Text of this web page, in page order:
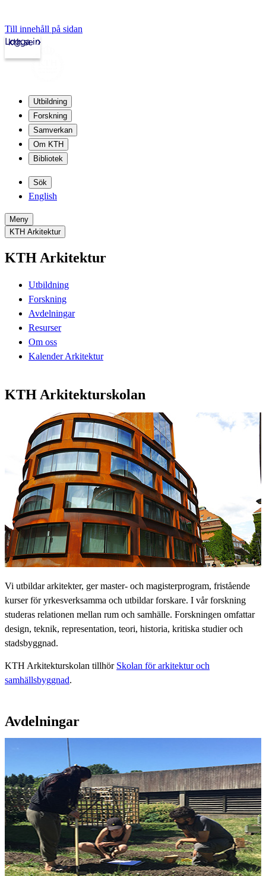
Till innehåll på sidan
kth.se
Logga in
Utbildning
Forskning
Samverkan
Om KTH
Bibliotek
Sök
English
Meny
KTH Arkitektur
KTH Arkitektur
Utbildning
Forskning
Avdelningar
Resurser
Om oss
Kalender Arkitektur
KTH Arkitekturskolan
Vi utbildar arkitekter, ger master- och magisterprogram, fristående
kurser för yrkesverksamma och utbildar forskare. I vår forskning
studeras relationen mellan rum och samhälle. Forskningen omfattar
design, teknik, representation, teori, historia, kritiska studier och
stadsbyggnad.
KTH Arkitekturskolan tillhör Skolan för arkitektur och
samhällsbyggnad.
Avdelningar